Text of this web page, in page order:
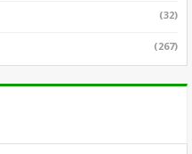
(32)
(267)